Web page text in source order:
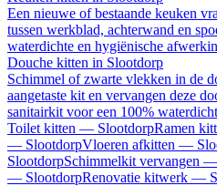
Een nieuwe of bestaande keuken
tussen werkblad, achterwand en
waterdichte en hygiënische
Douche kitten in Slootdorp
Schimmel of zwarte vlekken in de
aangetaste kit en vervangen deze
sanitairkit voor een 100%
Toilet kitten — SlootdorpRamen
— SlootdorpVloeren afkitten —
SlootdorpSchimmelkit vervangen —
— SlootdorpRenovatie kitwerk —